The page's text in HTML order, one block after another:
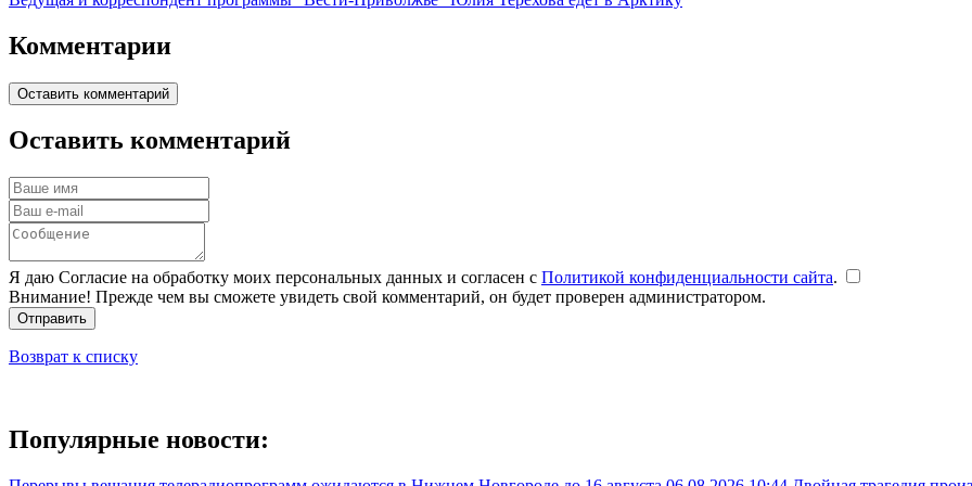
Комментарии
Оставить комментарий
Оставить комментарий
Я даю Согласие на обработку моих персональных данных и согласен с Политикой конфиденциальности сайта.
Внимание! Прежде чем вы сможете увидеть свой комментарий, он будет проверен администратором.
Отправить
Возврат к списку
Популярные новости: